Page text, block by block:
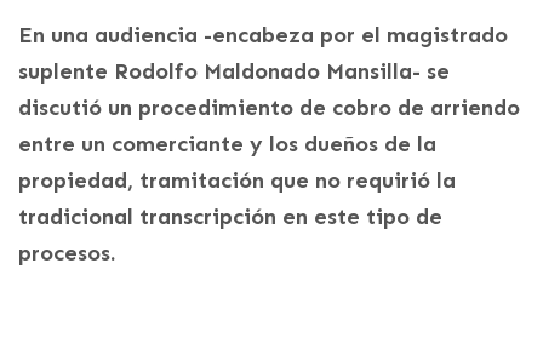
En una audiencia -encabeza por el magistrado
suplente Rodolfo Maldonado Mansilla- se
discutió un procedimiento de cobro de arriendo
entre un comerciante y los dueños de la
propiedad, tramitación que no requirió la
tradicional transcripción en este tipo de
procesos.